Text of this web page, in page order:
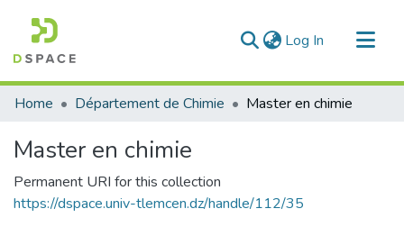
Log In (current)
Communities & Collections
Statistics
Home Département de Chimie Master en chimie
Master en chimie
Permanent URI for this collection
https://dspace.univ-tlemcen.dz/handle/112/35